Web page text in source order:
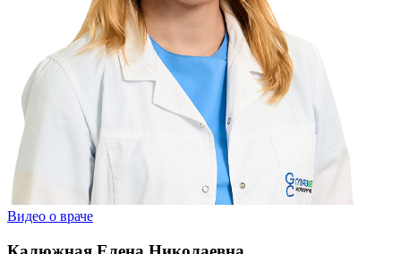
Видео о враче